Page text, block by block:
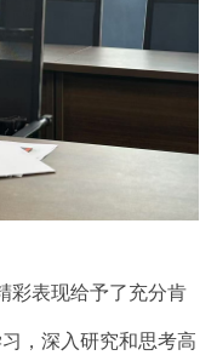
表现给予了充分肯
，深入研究和思考高